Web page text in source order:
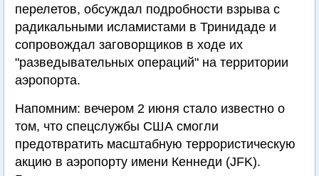
перелетов, обсуждал подробности взрыва с
радикальными исламистами в Тринидаде и
сопровождал заговорщиков в ходе их
"разведывательных операций" на территории
аэропорта.
Напомним: вечером 2 июня стало известно о
том, что спецслужбы США смогли
предотвратить масштабную террористическую
акцию в аэропорту имени Кеннеди (JFK).